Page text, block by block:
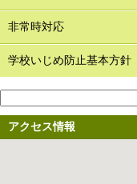
非常時対応
学校いじめ防止基本方針
アクセス情報